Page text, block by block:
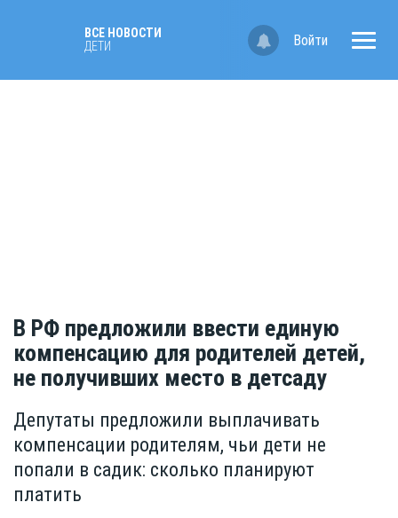
ВСЕ НОВОСТИ
ДЕТИ
Войти
В РФ предложили ввести единую
компенсацию для родителей детей,
не получивших место в детсаду
Депутаты предложили выплачивать
компенсации родителям, чьи дети не
попали в садик: сколько планируют
платить